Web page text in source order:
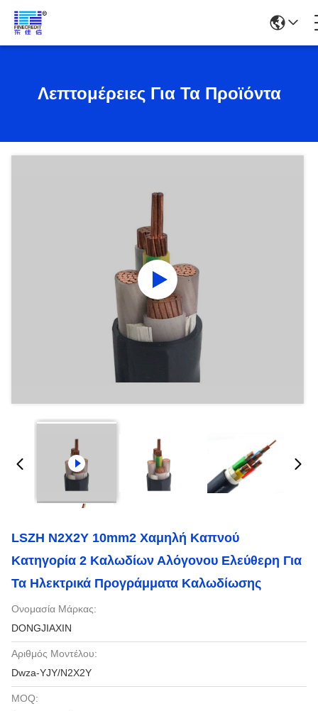
Λεπτομέρειες Για Τα Προϊόντα
LSZH N2X2Y 10mm2 Χαμηλή Καπνού
Κατηγορία 2 Καλωδίων Αλόγονου Ελεύθερη Για
Τα Ηλεκτρικά Προγράμματα Καλωδίωσης
Ονομασία Μάρκας:
DONGJIAXIN
Αριθμός Μοντέλου:
Dwza-YJY/N2X2Y
MOQ: